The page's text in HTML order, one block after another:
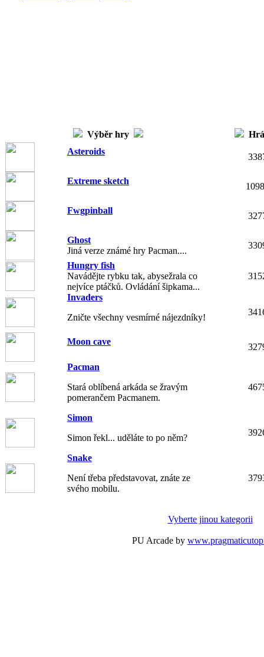
Výběr hry
Asteroids
Extreme sketch
Fwgpinball
Ghost
Jiná verze známé hry Pacman....
Hungry fish
Navádějte rybku tak, abysežrala co
nejvíce ptáčků. Ovládání šipkama...
Invaders
Zničte všechny vesmírné nájezdníky!
Moon cave
Pacman
Stará oblíbená arkáda se žravým
pomerančem Pacmanem.
Simon
Simon řekl... uděláte to po něm?
Snake
Není třeba představovat, znáte ze
svého mobilu.
Vyberte jinou kategorii
PU Arcade by